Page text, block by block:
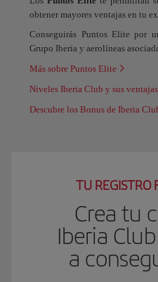
obtener mayores ventajas en tu
Conseguirás Puntos Elite por
Grupo Iberia y aerolíneas
Más sobre Puntos Elite
Niveles Iberia Club y sus ventajas
Descubre los Bonus de Iberia
TU REGISTRO
Crea tu
Iberia
a